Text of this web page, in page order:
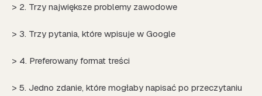
> 2. Trzy największe problemy zawodowe
> 3. Trzy pytania, które wpisuje w Google
> 4. Preferowany format treści
> 5. Jedno zdanie, które mogłaby napisać po przeczytaniu